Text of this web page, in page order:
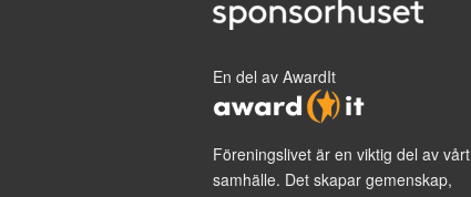
En del av AwardIt
Föreningslivet är en viktig del av vårt
samhälle. Det skapar gemenskap,